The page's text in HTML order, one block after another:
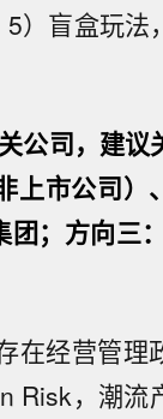
）盲盒玩法
公司，建议
上市公司）
团；方向三
在经营管理
Risk，潮流